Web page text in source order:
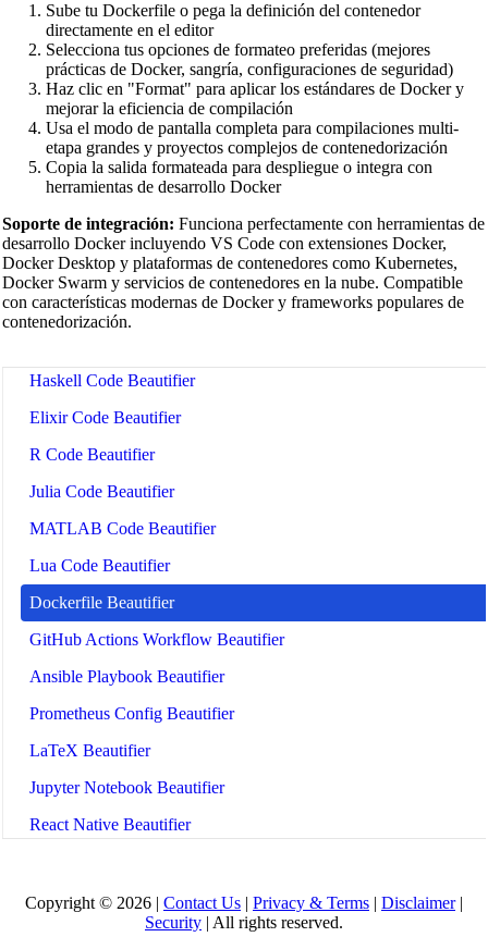
Swift Code Beautifier
Dart Code Beautifier
INI Beautifier
CSV Beautifier
Redis Command Beautifier
Shell Script Beautifier
Batch Script Beautifier
C/C++ Code Beautifier
CUDA Code Beautifier
Haskell Code Beautifier
Elixir Code Beautifier
R Code Beautifier
Julia Code Beautifier
MATLAB Code Beautifier
Lua Code Beautifier
Dockerfile Beautifier
GitHub Actions Workflow Beautifier
Ansible Playbook Beautifier
Prometheus Config Beautifier
LaTeX Beautifier
Jupyter Notebook Beautifier
React Native Beautifier
Tailwind CSS Beautifier
Sube tu Dockerfile o pega la definición del contenedor
directamente en el editor
Selecciona tus opciones de formateo preferidas (mejores
prácticas de Docker, sangría, configuraciones de seguridad)
Haz clic en "Format" para aplicar los estándares de Docker y
mejorar la eficiencia de compilación
Usa el modo de pantalla completa para compilaciones multi-
etapa grandes y proyectos complejos de contenedorización
Copia la salida formateada para despliegue o integra con
herramientas de desarrollo Docker
Soporte de integración: Funciona perfectamente con herramientas de
desarrollo Docker incluyendo VS Code con extensiones Docker,
Docker Desktop y plataformas de contenedores como Kubernetes,
Docker Swarm y servicios de contenedores en la nube. Compatible
con características modernas de Docker y frameworks populares de
contenedorización.
Copyright © 2026 | Contact Us | Privacy & Terms | Disclaimer|
Security | All rights reserved.